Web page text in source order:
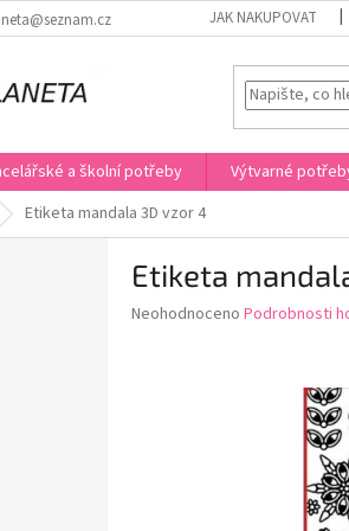
JAK NAKUPOVAT
a školní potřeby Výtvarné
Etiketa mandala 3D vzor 4
Etiketa
Průměrné
Neohodnoceno Podrobnosti